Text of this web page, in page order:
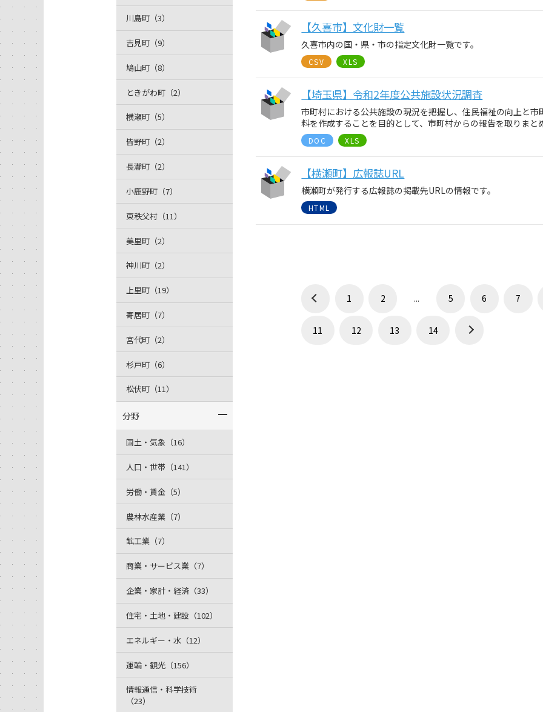
【久喜市】文化財一覧
久喜市内の国・県・市の指定文化財一覧です。
CSV XLS
【埼玉県】令和2年度公共施設状況調査
市町村における公共施設の現況を把握し、住民福祉の向上と
料を作成することを目的として、市町村からの報告を取りまと
DOC XLS
【横瀬町】広報誌URL
横瀬町が発行する広報誌の掲載先URLの情報です。
HTML
1 2 ... 5 6 7
11 12 13 14
川島町（3）
吉見町（9）
鳩山町（8）
ときがわ町（2）
横瀬町（5）
皆野町（2）
長瀞町（2）
小鹿野町（7）
東秩父村（11）
美里町（2）
神川町（2）
上里町（19）
寄居町（7）
宮代町（2）
杉戸町（6）
松伏町（11）
分野
国土・気象（16）
人口・世帯（141）
労働・賃金（5）
農林水産業（7）
鉱工業（7）
商業・サービス業（7）
企業・家計・経済（33）
住宅・土地・建設（102）
エネルギー・水（12）
運輸・観光（156）
情報通信・科学技術
（23）